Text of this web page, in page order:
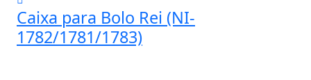
Caixa para Bolo Rei (NI-
1782/1781/1783)